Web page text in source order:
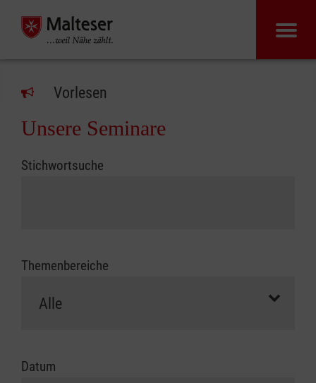
Vorlesen
Unsere Seminare
Stichwortsuche
Themenbereiche
Datum